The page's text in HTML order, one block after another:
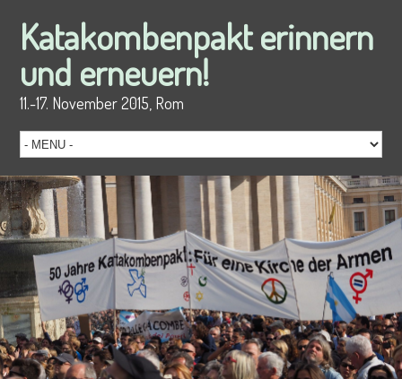
Katakombenpakt erinnern
und erneuern!
11.-17. November 2015, Rom